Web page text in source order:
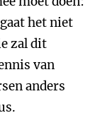
het niet
zal dit
van
anders